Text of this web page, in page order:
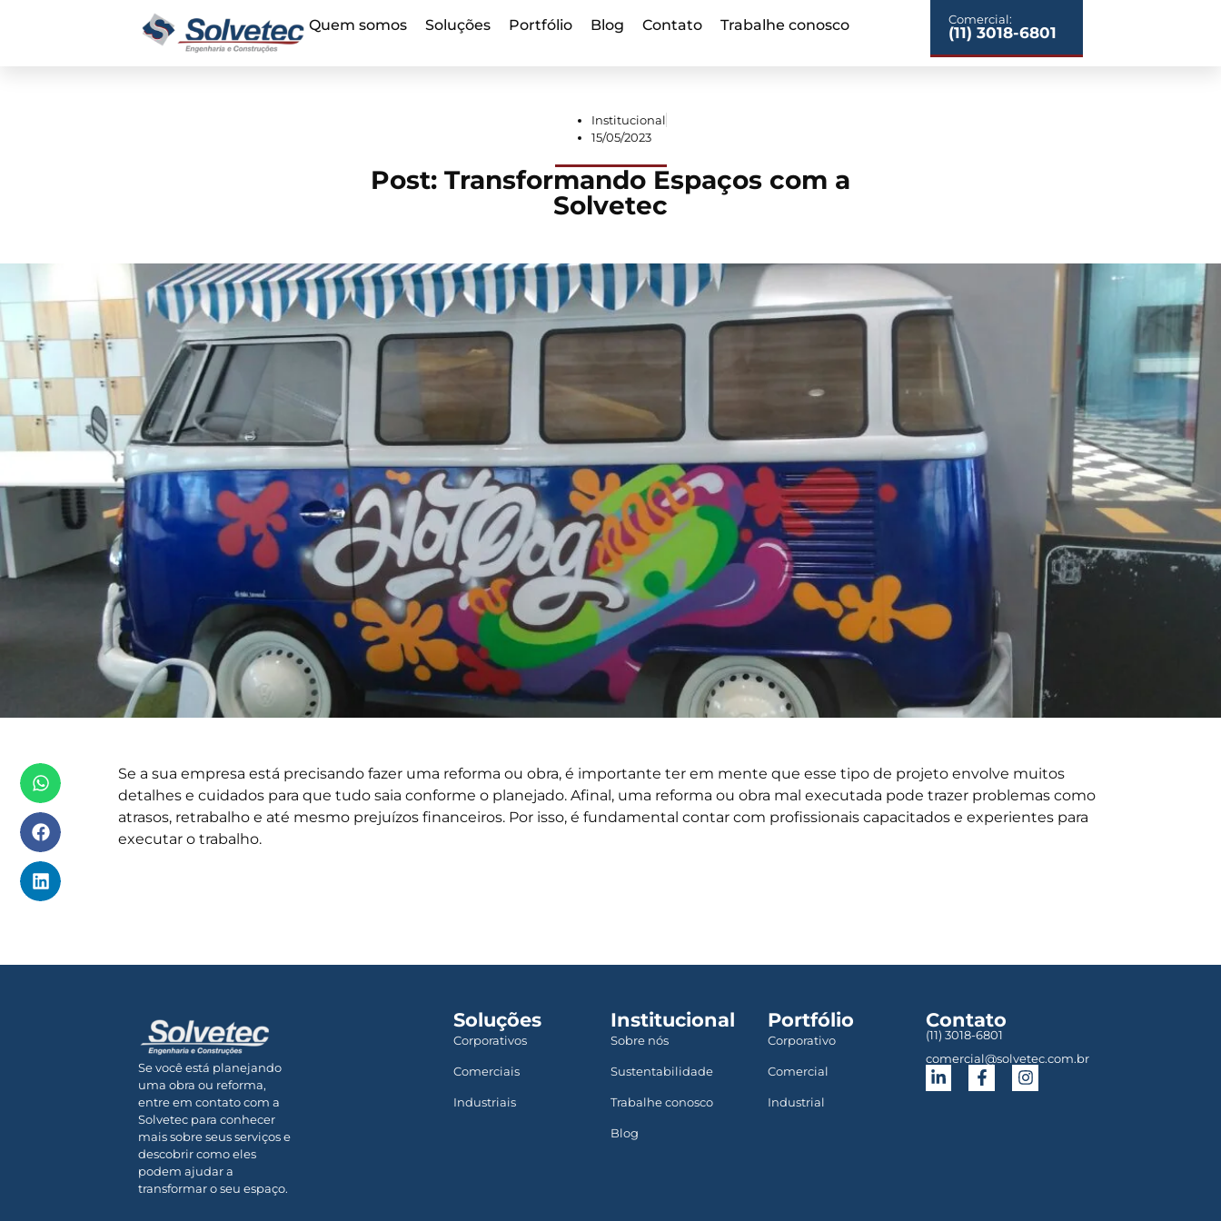
Quem somos Soluções Portfólio Blog Contato Trabalhe conosco Comercial:
(11) 3018-6801
Institucional
15/05/2023
Post: Transformando Espaços com a
Solvetec
Se a sua empresa está precisando fazer uma reforma ou obra, é importante ter em mente que esse tipo de projeto envolve muitos
detalhes e cuidados para que tudo saia conforme o planejado. Afinal, uma reforma ou obra mal executada pode trazer problemas como
atrasos, retrabalho e até mesmo prejuízos financeiros. Por isso, é fundamental contar com profissionais capacitados e experientes para
executar o trabalho.
Se você está planejando
uma obra ou reforma,
entre em contato com a
Solvetec para conhecer
mais sobre seus serviços e
descobrir como eles
podem ajudar a
transformar o seu espaço.
Soluções
Corporativos
Comerciais
Industriais
Institucional
Sobre nós
Sustentabilidade
Trabalhe conosco
Blog
Portfólio
Corporativo
Comercial
Industrial
Contato
(11) 3018-6801
comercial@solvetec.com.br